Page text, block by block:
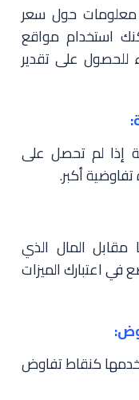
معلومات حول سعر
استخدام مواقع
للحصول على تقدير
إذا لم تحصل على
أكبر.
مقابل المال الذي
في اعتبارك الميزات
كنقاط تفاوض